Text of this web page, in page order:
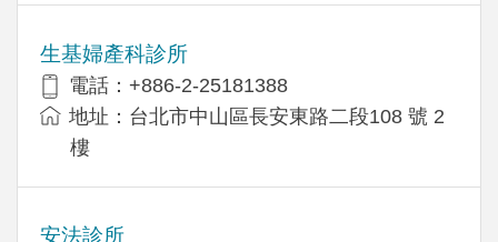
生基婦產科診所
電話：+886-2-25181388
地址：台北市中山區長安東路二段108 號 2
樓
安法診所